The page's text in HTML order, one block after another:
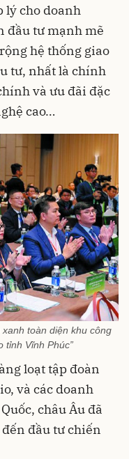
lý cho doanh
đầu tư mạnh mẽ
hệ thống giao
tư, nhất là chính
và ưu đãi đặc
cao…
toàn diện khu công
tỉnh Vĩnh Phúc”
loạt tập đoàn
và các doanh
châu Âu đã
đầu tư chiến